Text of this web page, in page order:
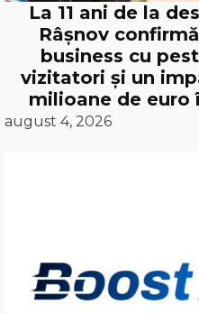
La 11 ani de la
Râșnov
business cu
vizitatori și un
milioane de euro
august 4, 2026